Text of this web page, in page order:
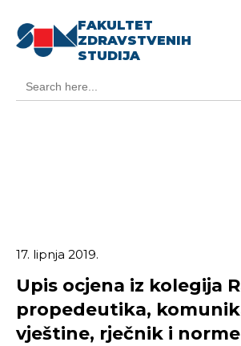
FAKULTET
ZDRAVSTVENIH
STUDIJA
for:
17. lipnja 2019.
Upis ocjena iz kolegija
propedeutika,
vještine, rječnik i norme